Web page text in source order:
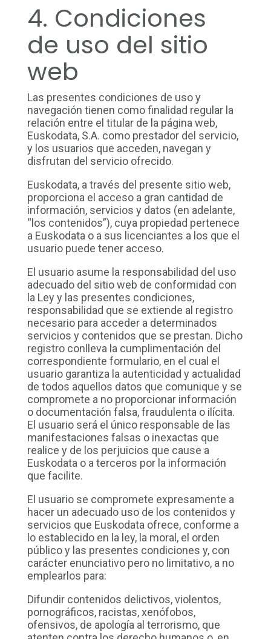
4. Condiciones
de uso del sitio
web
Las presentes condiciones de uso y
navegación tienen como finalidad regular la
relación entre el titular de la página web,
Euskodata, S.A. como prestador del servicio,
y los usuarios que acceden, navegan y
disfrutan del servicio ofrecido.
Euskodata, a través del presente sitio web,
proporciona el acceso a gran cantidad de
información, servicios y datos (en adelante,
“los contenidos”), cuya propiedad pertenece
a Euskodata o a sus licenciantes a los que el
usuario puede tener acceso.
El usuario asume la responsabilidad del uso
adecuado del sitio web de conformidad con
la Ley y las presentes condiciones,
responsabilidad que se extiende al registro
necesario para acceder a determinados
servicios y contenidos que se prestan. Dicho
registro conlleva la cumplimentación del
correspondiente formulario, en el cual el
usuario garantiza la autenticidad y actualidad
de todos aquellos datos que comunique y se
compromete a no proporcionar información
o documentación falsa, fraudulenta o ilícita.
El usuario será el único responsable de las
manifestaciones falsas o inexactas que
realice y de los perjuicios que cause a
Euskodata o a terceros por la información
que facilite.
El usuario se compromete expresamente a
hacer un adecuado uso de los contenidos y
servicios que Euskodata ofrece, conforme a
lo establecido en la ley, la moral, el orden
público y las presentes condiciones y, con
carácter enunciativo pero no limitativo, a no
emplearlos para:
Difundir contenidos delictivos, violentos,
pornográficos, racistas, xenófobos,
ofensivos, de apología al terrorismo, que